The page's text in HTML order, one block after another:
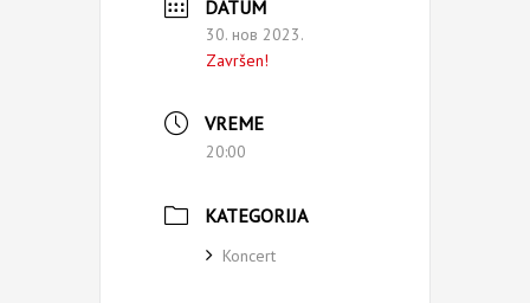
DATUM
30. нов 2023.
Završen!
VREME
20:00
KATEGORIJA
Koncert